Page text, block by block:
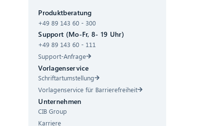
Produktberatung
+49 89 143 60 - 300
Support (Mo-Fr, 8- 19 Uhr)
+49 89 143 60 - 111
Support-Anfrage
Vorlagenservice
Schriftartumstellung
Vorlagenservice für Barrierefreiheit
Unternehmen
CIB Group
Karriere
Hallo! Was kann ich für Sie tun?